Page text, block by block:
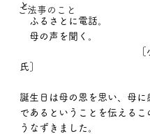
ご法事のこと
と、
ふるさとに電話。
母の声を聞く。
［小牧市
氏］
誕生日は母の恩を思い、母に
であるということを伝えるこ
うなずきました。